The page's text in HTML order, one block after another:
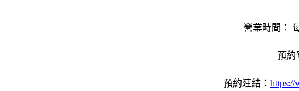
營業時間：
預約
預約連結： https://